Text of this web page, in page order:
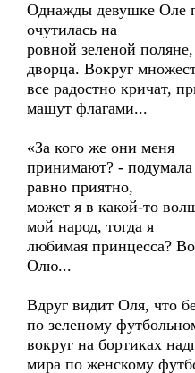
Однажды девушке Оле
очутилась на
ровной зеленой
дворца. Вокруг
все радостно кричат,
машут флагами...
«За кого же они меня
принимают? -
равно приятно,
может я в какой-то
мой народ, тогда я
любимая принцесса?
Олю...
Вдруг видит Оля, что
по зеленому
вокруг на бортиках
мира по женскому